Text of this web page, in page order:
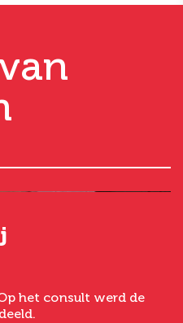
het consult werd de